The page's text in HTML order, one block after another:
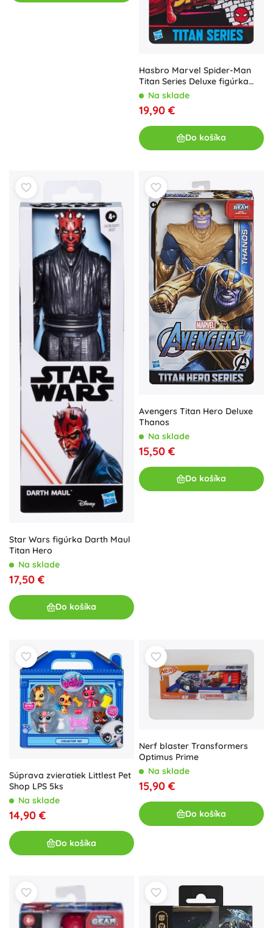
Hasbro Marvel Spider-Man
Titan Series Deluxe figúrka
Venom 30 cm
Na sklade
19,90 €
Do košíka
Star Wars figúrka Darth Maul
Titan Hero
Na sklade
17,50 €
Do košíka
Avengers Titan Hero Deluxe
Thanos
Na sklade
15,50 €
Do košíka
Súprava zvieratiek Littlest Pet
Shop LPS 5ks
Na sklade
14,90 €
Do košíka
Nerf blaster Transformers
Optimus Prime
Na sklade
15,90 €
Do košíka